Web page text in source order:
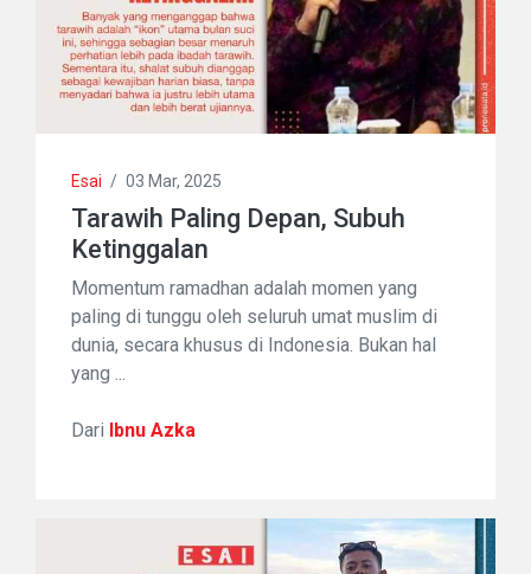
Esai / 03 Mar, 2025
Tarawih Paling Depan, Subuh
Ketinggalan
Momentum ramadhan adalah momen yang
paling di tunggu oleh seluruh umat muslim di
dunia, secara khusus di Indonesia. Bukan hal
yang ...
Dari Ibnu Azka